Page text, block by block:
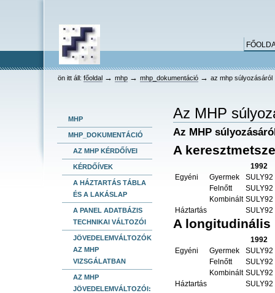
HEV
ön itt áll: főoldal → mhp → mhp_dokumentáció → az mhp súlyozásáról
MHP
MHP_DOKUMENTÁCIÓ
AZ MHP KÉRDŐÍVEI
KÉRDŐÍVEK
A HÁZTARTÁS TÁBLA
ÉS A LAKÁSLAP
A PANEL ADATBÁZIS
TECHNIKAI VÁLTOZÓI
JÖVEDELEMVÁLTOZÓK
AZ MHP
VIZSGÁLATBAN
AZ MHP
JÖVEDELEMVÁLTOZÓI:
Az MHP
Az MHP
A
1992
Egyéni
Gyermek
SULY92
Felnőtt
SULY92
Kombinált SULY92
Háztartás
SULY92
A longitudinális
1992
Egyéni
Gyermek
SULY92
Felnőtt
SULY92
Kombinált SULY92
Háztartás
SULY92